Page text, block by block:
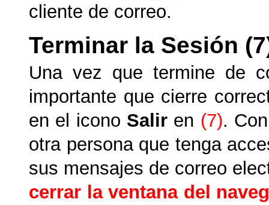
cliente de correo.
Terminar la Sesión
Una vez que termine de
importante que cierre
en el icono Salir en (7).
otra persona que tenga
sus mensajes de correo
cerrar la ventana del